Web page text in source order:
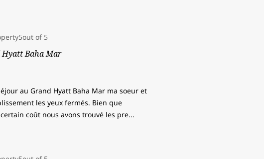
Hyatt Baha Mar
au Grand Hyatt Baha Mar ma soeur et
les yeux fermés. Bien que
coût nous avons trouvé les pre...